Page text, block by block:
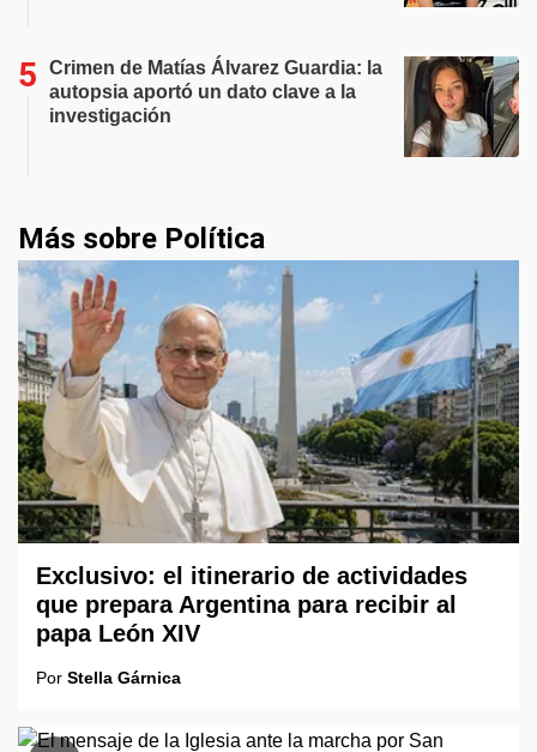
Crimen de Matías Álvarez Guardia: la
autopsia aportó un dato clave a la
investigación
Más sobre Política
Exclusivo: el itinerario de actividades
que prepara Argentina para recibir al
papa León XIV
Por Stella Gárnica